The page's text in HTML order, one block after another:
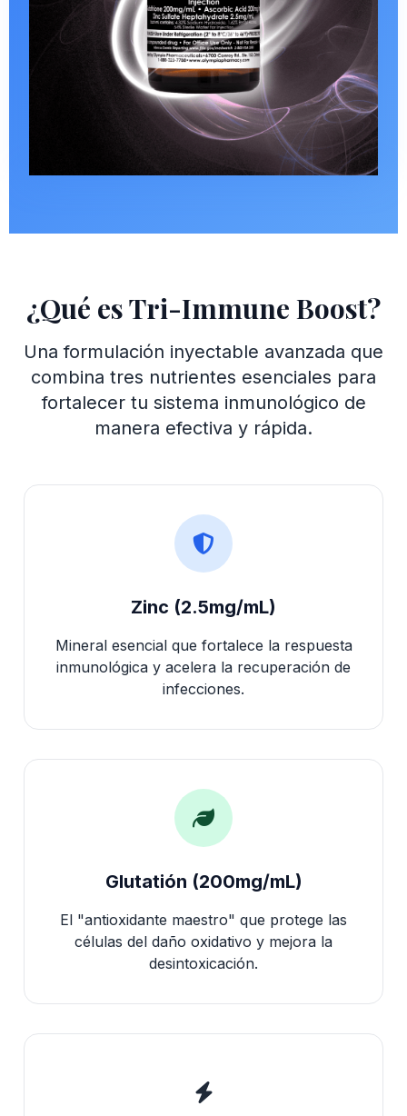
¿Qué es Tri-Immune Boost?
Una formulación inyectable avanzada que
combina tres nutrientes esenciales para
fortalecer tu sistema inmunológico de
manera efectiva y rápida.
Zinc (2.5mg/mL)
Mineral esencial que fortalece la respuesta
inmunológica y acelera la recuperación de
infecciones.
Glutatión (200mg/mL)
El "antioxidante maestro" que protege las
células del daño oxidativo y mejora la
desintoxicación.